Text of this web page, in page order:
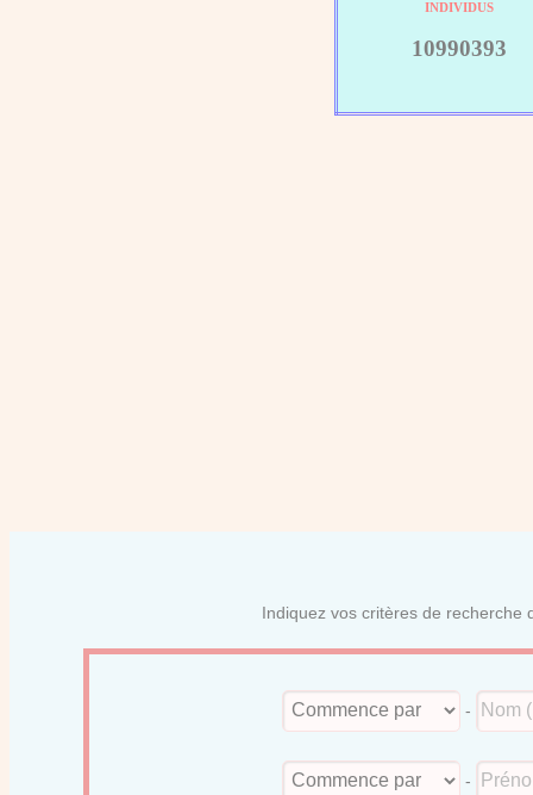
INDIVIDUS
10990393
Indiquez vos critères de recherche
-
-